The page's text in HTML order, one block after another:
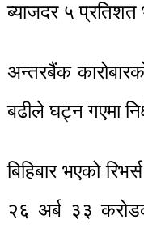
ब्याजदर ५ प्रतिशत
अन्तरबैंक
बढीले घट्न गएमा
बिहिबार भएको
२६ अर्ब ३३